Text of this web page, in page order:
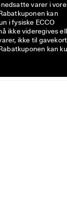
varer i
kan
i fysiske ECCO
ikke videregives
ikke til
kan